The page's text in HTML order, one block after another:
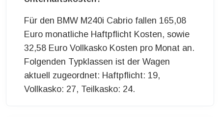
Für den BMW M240i Cabrio fallen 165,08
Euro monatliche Haftpflicht Kosten, sowie
32,58 Euro Vollkasko Kosten pro Monat an.
Folgenden Typklassen ist der Wagen
aktuell zugeordnet: Haftpflicht: 19,
Vollkasko: 27, Teilkasko: 24.